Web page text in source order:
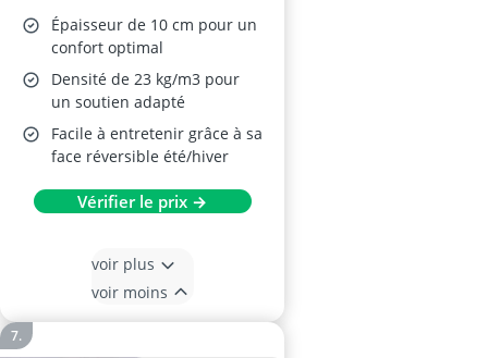
Épaisseur de 10 cm pour un
confort optimal
Densité de 23 kg/m3 pour
un soutien adapté
Facile à entretenir grâce à sa
face réversible été/hiver
Vérifier le prix →
voir plus
voir moins